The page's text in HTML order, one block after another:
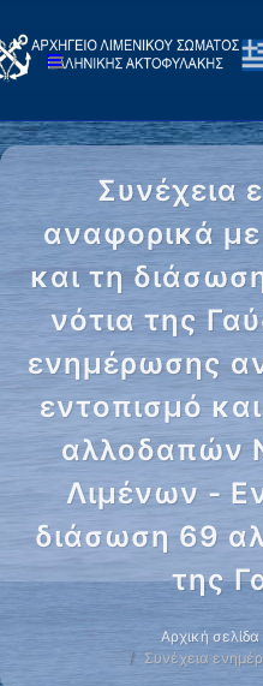
Συνέχεια
αναφορικά
και τη
νότια της
ενημέρωσης
εντοπισμό
αλλοδαπών
Λιμένων -
διάσωση 69
της
Αρχική σελίδα
Συνέχεια